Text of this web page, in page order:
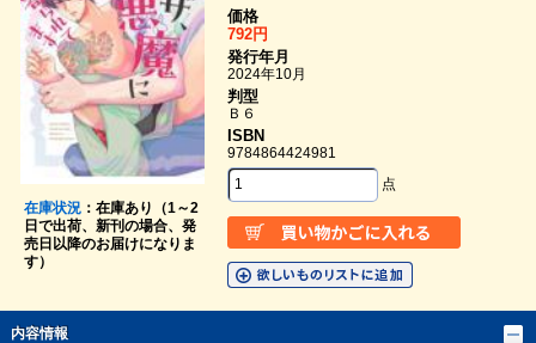
在庫状況：在庫あり（1～2
日で出荷、新刊の場合、発
売日以降のお届けになりま
す）
価格
792円
発行年月
2024年10月
判型
Ｂ６
ISBN
9784864424981
点
内容情報